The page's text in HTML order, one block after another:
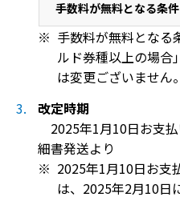
手数料が無料となる条件
手数料が無料となる
ルド券種以上の場合
は変更ございません。
改定時期
2025年1月10日お支
細書発送より
2025年1月10日お支
は、2025年2月10日